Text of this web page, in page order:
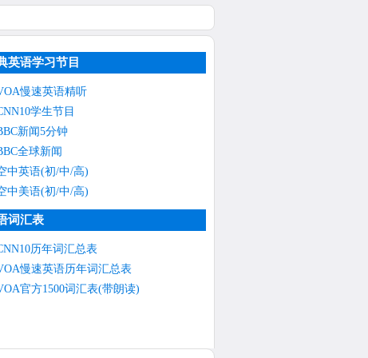
英语学习节目
慢速英语精听
学生节目
新闻5分钟
全球新闻
中英语(初/中/高)
中美语(初/中/高)
词汇表
历年词汇总表
慢速英语历年词汇总表
官方1500词汇表(带朗读)